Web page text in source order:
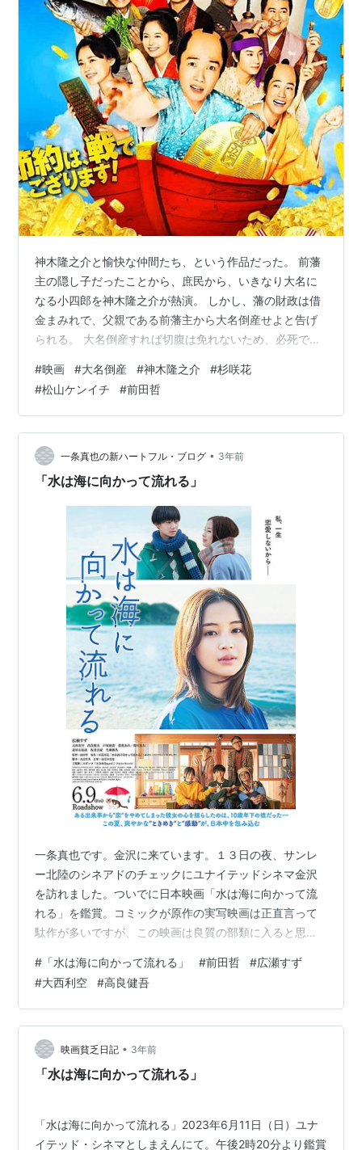
神木隆之介と愉快な仲間たち、という作品だった。 前藩
主の隠し子だったことから、庶民から、いきなり大名に
なる小四郎を神木隆之介が熱演。 しかし、藩の財政は借
金まみれで、父親である前藩主から大名倒産せよと告げ
られる。 大名倒産すれば切腹は免れないため、必死で倹
帳簿を調べる。 小四郎の兄でうつけ者の新次郎を松山ケ
ンイチが演じるが、この役は受けなくてよかったので
は。 シリアスな役ばかりだと、たまにこういう役もやり
たくなるのだろうか。 コメディーなので、やり過ぎない
と面白くないが。 権力者の不正と闘う庶民という構図で
はあるが、何も考えず、神木隆之介の困り…
#映画 #大名倒産 #神木隆之介 #杉咲花
#松山ケンイチ #前田哲
一条真也の新ハートフル・ブログ • 3年前
「水は海に向かって流れる」
一条真也です。金沢に来ています。１３日の夜、サンレ
ー北陸のシネアドのチェックにユナイテッドシネマ金沢
を訪れました。ついでに日本映画「水は海に向かって流
れる」を鑑賞。コミックが原作の実写映画は正直言って
駄作が多いですが、この映画は良質の部類に入ると思い
「解説」には、こう書かれています。「田島列島のコミ
ックを原作に、『そして、バトンは渡された』などの前
田哲監督と『ちはやふる』シリーズなどの広瀬すず主演
で映画化したドラマ。笑顔を見せることのない２６歳の
女性会社員が、男子高校生や脱サラしたマンガ家など男
女４人とシェアハウスで共同生活をする。脚本を『潔…
# 「水は海に向かって流れる」 #前田哲 #広瀬すず
#大西利空 #高良健吾
映画貧乏日記 • 3年前
「水は海に向かって流れる」